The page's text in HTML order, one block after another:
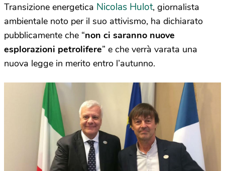
Transizione energetica Nicolas Hulot, giornalista
ambientale noto per il suo attivismo, ha dichiarato
pubblicamente che “non ci saranno nuove
esplorazioni petrolifere” e che verrà varata una
nuova legge in merito entro l’autunno.